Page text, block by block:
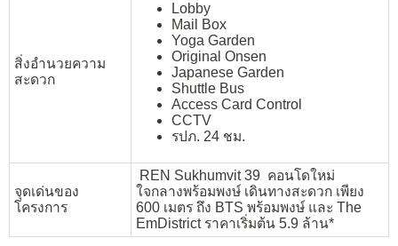
สิ่งอำนวยความ
สะดวก
Lobby
Mail Box
Yoga Garden
Original Onsen
Japanese Garden
Shuttle Bus
Access Card Control
CCTV
รปภ. 24 ชม.
จุดเด่นของ
โครงการ
REN Sukhumvit 39 คอนโดใหม่
ใจกลางพร้อมพงษ์ เดินทางสะดวก เพียง
600 เมตร ถึง BTS พร้อมพงษ์ และ The
EmDistrict ราคาเริ่มต้น 5.9 ล้าน*